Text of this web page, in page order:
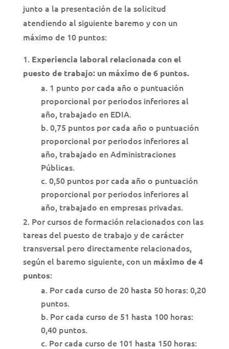
junto a la presentación de la solicitud
atendiendo al siguiente baremo y con un
máximo de 10 puntos:
Experiencia laboral relacionada con el
puesto de trabajo: un máximo de 6 puntos.
1 punto por cada año o puntuación
proporcional por periodos inferiores al
año, trabajado en EDIA.
0,75 puntos por cada año o puntuación
proporcional por periodos inferiores al
año, trabajado en Administraciones
Públicas.
0,50 puntos por cada año o puntuación
proporcional por periodos inferiores al
año, trabajado en empresas privadas.
Por cursos de formación relacionados con las
tareas del puesto de trabajo y de carácter
transversal pero directamente relacionados,
según el baremo siguiente, con un máximo de 4
puntos:
Por cada curso de 20 hasta 50 horas: 0,20
puntos.
Por cada curso de 51 hasta 100 horas:
0,40 puntos.
Por cada curso de 101 hasta 150 horas: